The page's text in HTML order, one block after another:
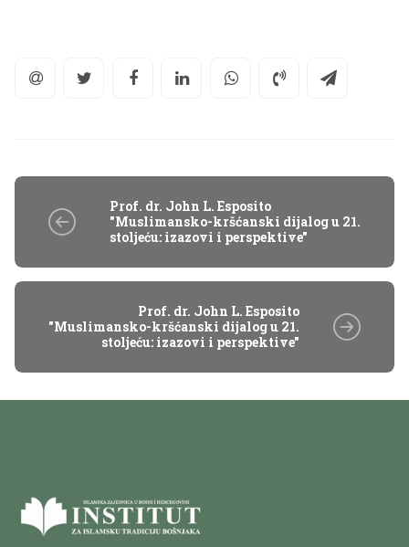
Prof. dr. John L. Esposito
"Muslimansko-kršćanski dijalog u 21.
stoljeću: izazovi i perspektive"
Prof. dr. John L. Esposito
"Muslimansko-kršćanski dijalog u 21.
stoljeću: izazovi i perspektive"